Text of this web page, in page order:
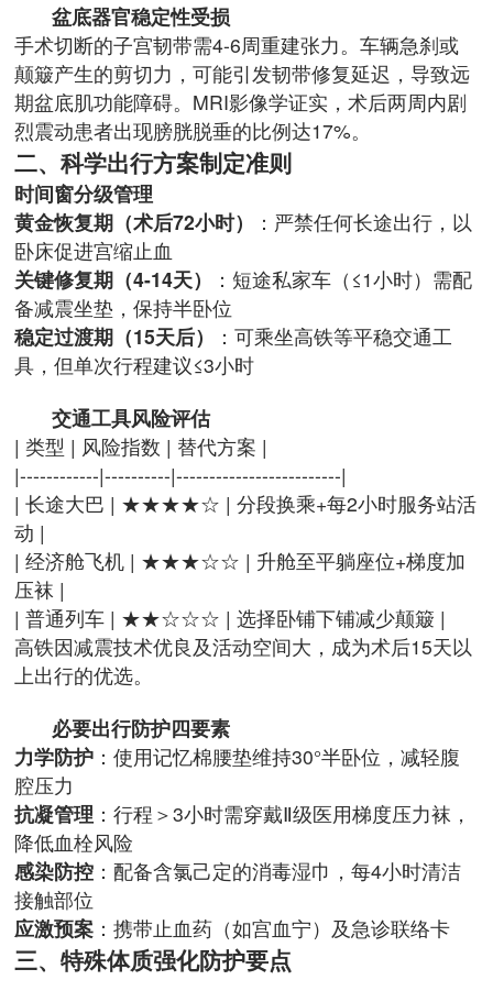
盆底器官稳定性受损
手术切断的子宫韧带需4-6周重建张力。车辆急刹或
颠簸产生的剪切力，可能引发韧带修复延迟，导致远
期盆底肌功能障碍。MRI影像学证实，术后两周内剧
烈震动患者出现膀胱脱垂的比例达17%。
二、科学出行方案制定准则
时间窗分级管理
黄金恢复期（术后72小时）
：严禁任何长途出行，以
卧床促进宫缩止血
关键修复期（4-14天）
：短途私家车（≤1小时）需配
备减震坐垫，保持半卧位
稳定过渡期（15天后）
：可乘坐高铁等平稳交通工
具，但单次行程建议≤3小时
交通工具风险评估
| 类型 | 风险指数 | 替代方案 |
|------------|----------|-------------------------|
| 长途大巴 | ★★★★☆ | 分段换乘+每2小时服务站活
动 |
| 经济舱飞机 | ★★★☆☆ | 升舱至平躺座位+梯度加
压袜 |
| 普通列车 | ★★☆☆☆ | 选择卧铺下铺减少颠簸 |
高铁因减震技术优良及活动空间大，成为术后15天以
上出行的优选。
必要出行防护四要素
力学防护 ：使用记忆棉腰垫维持30°半卧位，减轻腹
腔压力
抗凝管理 ：行程＞3小时需穿戴Ⅱ级医用梯度压力袜，
降低血栓风险
感染防控 ：配备含氯己定的消毒湿巾，每4小时清洁
接触部位
应激预案 ：携带止血药（如宫血宁）及急诊联络卡
三、特殊体质强化防护要点